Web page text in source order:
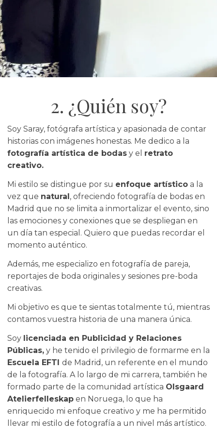
2. ¿Quién soy?
Soy Saray, fotógrafa artística y apasionada de contar
historias con imágenes honestas. Me dedico a la
fotografía artística de bodas y el retrato
creativo.
Mi estilo se distingue por su enfoque artístico a la
vez que natural, ofreciendo fotografía de bodas en
Madrid que no se limita a inmortalizar el evento, sino
las emociones y conexiones que se despliegan en
un día tan especial. Quiero que puedas recordar el
momento auténtico.
Además, me especializo en fotografía de pareja,
reportajes de boda originales y sesiones pre-boda
creativas.
Mi objetivo es que te sientas totalmente tú, mientras
contamos vuestra historia de una manera única.
Soy licenciada en Publicidad y Relaciones
Públicas, y he tenido el privilegio de formarme en la
Escuela EFTI de Madrid, un referente en el mundo
de la fotografía. A lo largo de mi carrera, también he
formado parte de la comunidad artística Olsgaard
Atelierfelleskap en Noruega, lo que ha
enriquecido mi enfoque creativo y me ha permitido
llevar mi estilo de fotografía a un nivel más artístico.